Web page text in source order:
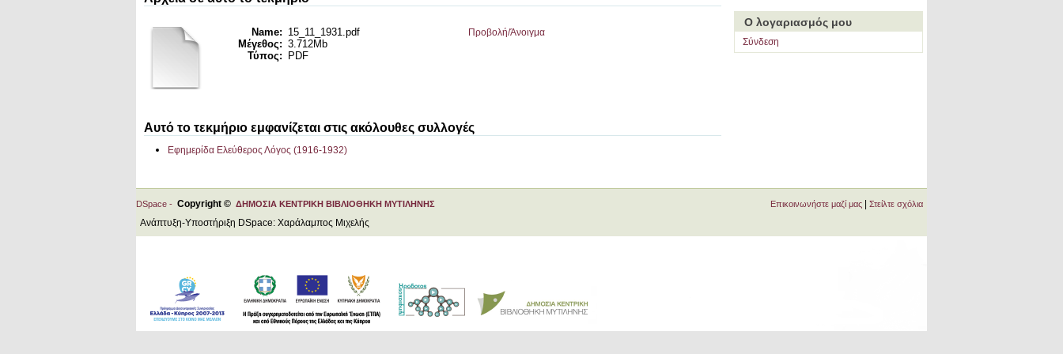
Name: 15_11_1931.pdf
Μέγεθος: 3.712Mb
Τύπος:
PDF
Προβολή/Άνοιγμα
Αυτό το τεκμήριο εμφανίζεται στις ακόλουθες συλλογές
Εφημερίδα Ελεύθερος Λόγος (1916-1932)
Ο λογαριασμός μου
Σύνδεση
DSpace - Copyright © ΔΗΜΟΣΙΑ ΚΕΝΤΡΙΚΗ ΒΙΒΛΙΟΘΗΚΗ ΜΥΤΙΛΗΝΗΣ
Ανάπτυξη-Υποστήριξη DSpace: Χαράλαμπος Μιχελής
Επικοινωνήστε μαζί μας Στείλτε σχόλια